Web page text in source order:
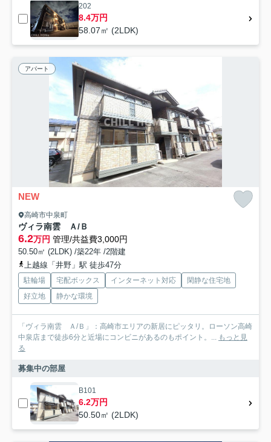
202
8.4万円
58.07㎡ (2LDK)
アパート
NEW
高崎市中泉町
ヴィラ南雲 Ａ/Ｂ
6.2万円 管理/共益費3,000円
50.50㎡ (2LDK) /築22年 /2階建
上越線「井野」駅 徒歩47分
駐輪場 宅配ボックス インターネット対応
閑静な住宅地
好立地
静かな環境
「ヴィラ南雲 Ａ/Ｂ」：高崎市エリアの新居にピッタリ。ローソン高崎
中泉店まで徒歩6分と近場にコンビニがあるのもポイント。... もっと見
る
募集中の部屋
B101
6.2万円
50.50㎡ (2LDK)